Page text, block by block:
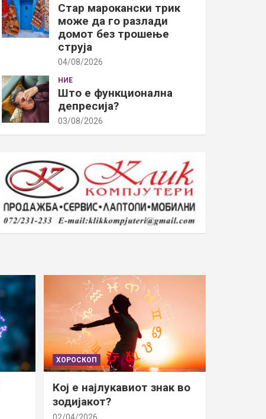
Стар марокански трик
може да го разлади
домот без трошење
струја
04/08/2026
НИЕ
Што е функционална
депресија?
03/08/2026
ХОРОСКОП
Кој е најлукавиот знак во
зодијакот?